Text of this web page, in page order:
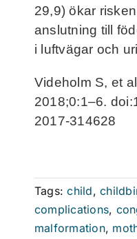
29,9) ökar
anslutning till
i luftvägar och
Videholm S, et
2018;0:1–6.
2017-314628 ​
Tags:child,
complications,
malformation,